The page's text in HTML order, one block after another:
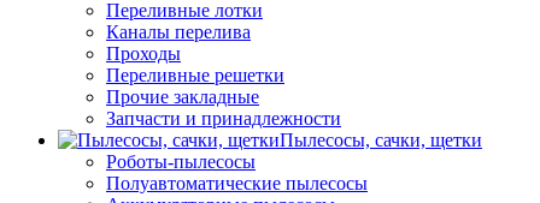
Переливные лотки
Каналы перелива
Проходы
Переливные решетки
Прочие закладные
Запчасти и принадлежности
Пылесосы, сачки, щетки
Роботы-пылесосы
Полуавтоматические пылесосы